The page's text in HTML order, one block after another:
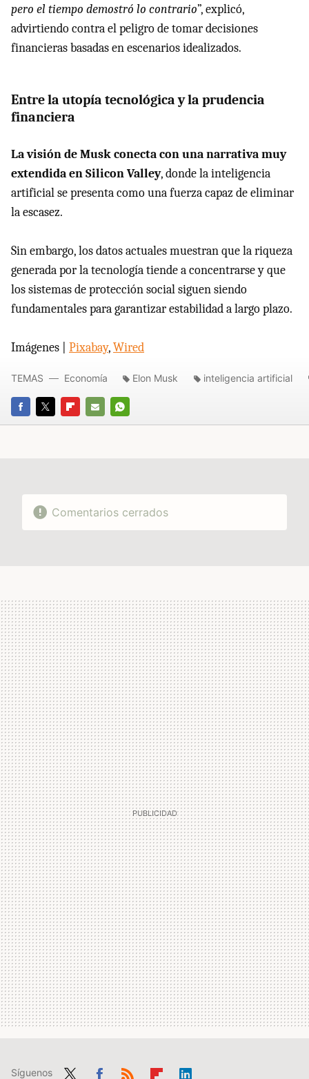
pero el tiempo demostró lo contrario”, explicó,
advirtiendo contra el peligro de tomar decisiones
financieras basadas en escenarios idealizados.
Entre la utopía tecnológica y la prudencia
financiera
La visión de Musk conecta con una narrativa muy
extendida en Silicon Valley, donde la inteligencia
artificial se presenta como una fuerza capaz de eliminar
la escasez.
Sin embargo, los datos actuales muestran que la riqueza
generada por la tecnología tiende a concentrarse y que
los sistemas de protección social siguen siendo
fundamentales para garantizar estabilidad a largo plazo.
Imágenes | Pixabay,Wired
FACEBOOK
TWITTERFLIPBOARD
E-
WHATSAPP
TEMAS Economía Elon Musk inteligencia artificial
Comentarios cerrados
Síguenos